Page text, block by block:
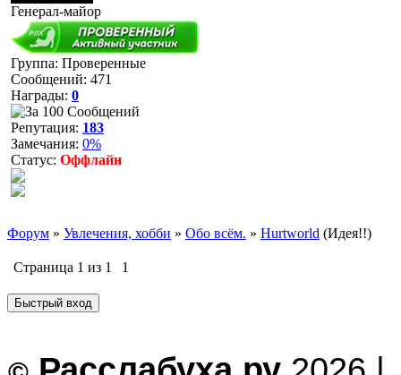
Генерал-майор
Группа: Проверенные
Сообщений: 471
Награды: 0
Репутация: 183
Замечания: 0%
Статус: Оффлайн
Форум » Увлечения, хобби » Обо всём. » Hurtworld (Идея!!)
Страница 1 из 1 1